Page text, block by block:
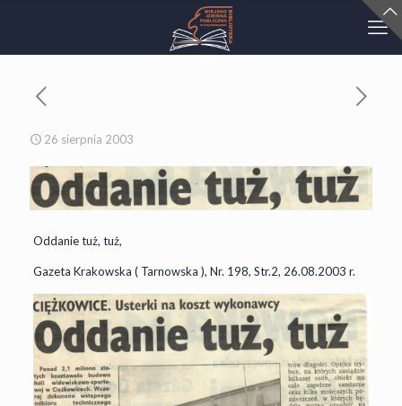
26 sierpnia 2003
Oddanie tuż, tuż,
Gazeta Krakowska ( Tarnowska ), Nr. 198, Str.2, 26.08.2003 r.